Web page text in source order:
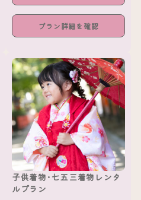
プラン詳細を確認
子供着物･七五三着物レンタ
ルプラン